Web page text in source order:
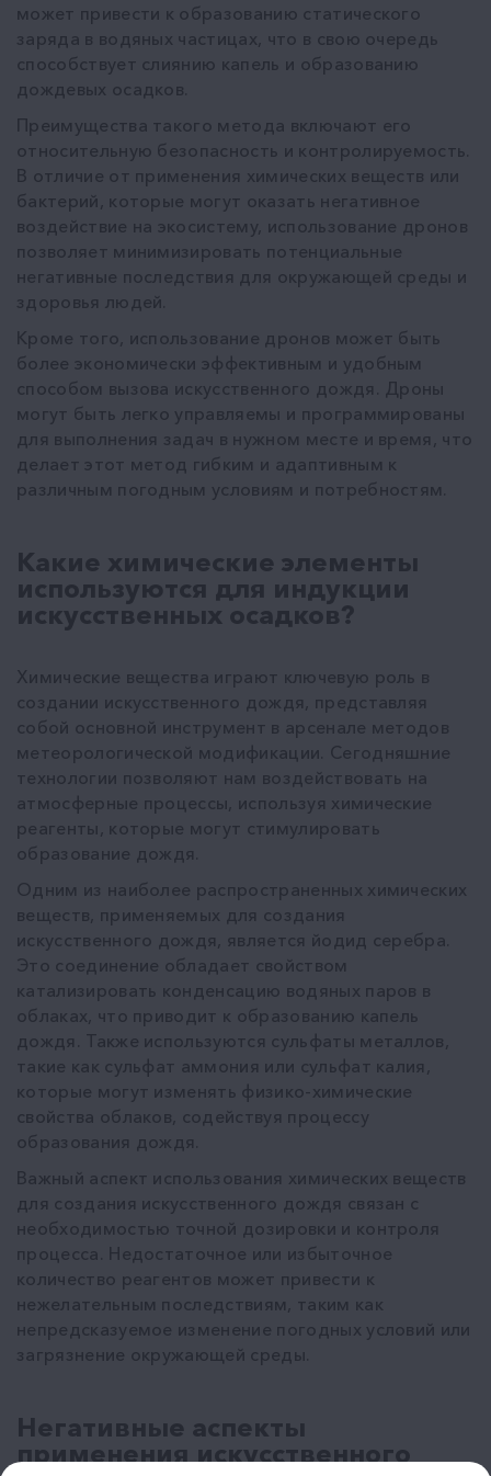
может привести к образованию статического
заряда в водяных частицах, что в свою очередь
способствует слиянию капель и образованию
дождевых осадков.
Преимущества такого метода включают его
относительную безопасность и контролируемость.
В отличие от применения химических веществ или
бактерий, которые могут оказать негативное
воздействие на экосистему, использование дронов
позволяет минимизировать потенциальные
негативные последствия для окружающей среды и
здоровья людей.
Кроме того, использование дронов может быть
более экономически эффективным и удобным
способом вызова искусственного дождя. Дроны
могут быть легко управляемы и программированы
для выполнения задач в нужном месте и время, что
делает этот метод гибким и адаптивным к
различным погодным условиям и потребностям.
Какие химические элементы
используются для индукции
искусственных осадков?
Химические вещества играют ключевую роль в
создании искусственного дождя, представляя
собой основной инструмент в арсенале методов
метеорологической модификации. Сегодняшние
технологии позволяют нам воздействовать на
атмосферные процессы, используя химические
реагенты, которые могут стимулировать
образование дождя.
Одним из наиболее распространенных химических
веществ, применяемых для создания
искусственного дождя, является йодид серебра.
Это соединение обладает свойством
катализировать конденсацию водяных паров в
облаках, что приводит к образованию капель
дождя. Также используются сульфаты металлов,
такие как сульфат аммония или сульфат калия,
которые могут изменять физико-химические
свойства облаков, содействуя процессу
образования дождя.
Важный аспект использования химических веществ
для создания искусственного дождя связан с
необходимостью точной дозировки и контроля
процесса. Недостаточное или избыточное
количество реагентов может привести к
нежелательным последствиям, таким как
непредсказуемое изменение погодных условий или
загрязнение окружающей среды.
Негативные аспекты
применения искусственного